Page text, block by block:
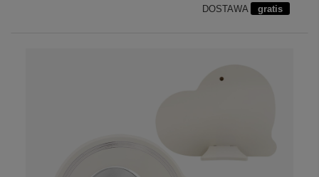
DOSTAWA gratis